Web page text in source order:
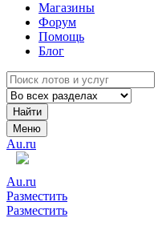
Магазины
Форум
Помощь
Блог
Найти
Меню
Au.ru
Au.ru
Разместить
Разместить